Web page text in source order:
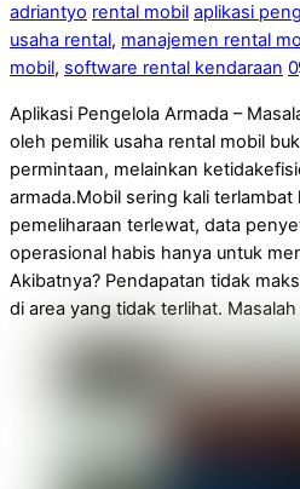
adriantyo rental mobil aplikasi
usaha rental, manajemen rental
mobil, software rental kendaraan 0
Aplikasi Pengelola Armada –
oleh pemilik usaha rental mobil
permintaan, melainkan
armada.Mobil sering kali terlambat
pemeliharaan terlewat, data
operasional habis hanya untuk
Akibatnya? Pendapatan tidak
di area yang tidak terlihat.